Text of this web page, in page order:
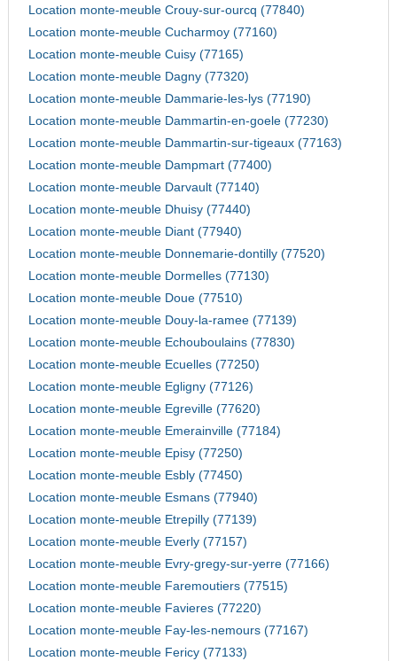
Location monte-meuble Crouy-sur-ourcq (77840)
Location monte-meuble Cucharmoy (77160)
Location monte-meuble Cuisy (77165)
Location monte-meuble Dagny (77320)
Location monte-meuble Dammarie-les-lys (77190)
Location monte-meuble Dammartin-en-goele (77230)
Location monte-meuble Dammartin-sur-tigeaux (77163)
Location monte-meuble Dampmart (77400)
Location monte-meuble Darvault (77140)
Location monte-meuble Dhuisy (77440)
Location monte-meuble Diant (77940)
Location monte-meuble Donnemarie-dontilly (77520)
Location monte-meuble Dormelles (77130)
Location monte-meuble Doue (77510)
Location monte-meuble Douy-la-ramee (77139)
Location monte-meuble Echouboulains (77830)
Location monte-meuble Ecuelles (77250)
Location monte-meuble Egligny (77126)
Location monte-meuble Egreville (77620)
Location monte-meuble Emerainville (77184)
Location monte-meuble Episy (77250)
Location monte-meuble Esbly (77450)
Location monte-meuble Esmans (77940)
Location monte-meuble Etrepilly (77139)
Location monte-meuble Everly (77157)
Location monte-meuble Evry-gregy-sur-yerre (77166)
Location monte-meuble Faremoutiers (77515)
Location monte-meuble Favieres (77220)
Location monte-meuble Fay-les-nemours (77167)
Location monte-meuble Fericy (77133)